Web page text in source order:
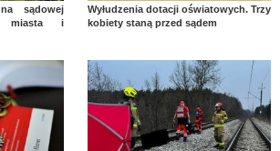
sądowej
miasta i
Wyłudzenia dotacji oświatowych. Trzy
kobiety staną przed sądem